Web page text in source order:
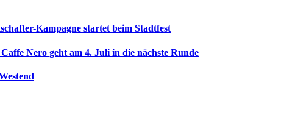
Kampagne startet beim Stadtfest
Nero geht am 4. Juli in die nächste Runde